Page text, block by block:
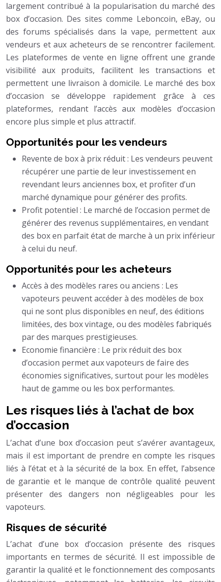
largement contribué à la popularisation du marché des
box d’occasion. Des sites comme Leboncoin, eBay, ou
des forums spécialisés dans la vape, permettent aux
vendeurs et aux acheteurs de se rencontrer facilement.
Les plateformes de vente en ligne offrent une grande
visibilité aux produits, facilitent les transactions et
permettent une livraison à domicile. Le marché des box
d’occasion se développe rapidement grâce à ces
plateformes, rendant l’accès aux modèles d’occasion
encore plus simple et plus attractif.
Opportunités pour les vendeurs
Revente de box à prix réduit : Les vendeurs peuvent
récupérer une partie de leur investissement en
revendant leurs anciennes box, et profiter d’un
marché dynamique pour générer des profits.
Profit potentiel : Le marché de l’occasion permet de
générer des revenus supplémentaires, en vendant
des box en parfait état de marche à un prix inférieur
à celui du neuf.
Opportunités pour les acheteurs
Accès à des modèles rares ou anciens : Les
vapoteurs peuvent accéder à des modèles de box
qui ne sont plus disponibles en neuf, des éditions
limitées, des box vintage, ou des modèles fabriqués
par des marques prestigieuses.
Economie financière : Le prix réduit des box
d’occasion permet aux vapoteurs de faire des
économies significatives, surtout pour les modèles
haut de gamme ou les box performantes.
Les risques liés à l’achat de box
d’occasion
L’achat d’une box d’occasion peut s’avérer avantageux,
mais il est important de prendre en compte les risques
liés à l’état et à la sécurité de la box. En effet, l’absence
de garantie et le manque de contrôle qualité peuvent
présenter des dangers non négligeables pour les
vapoteurs.
Risques de sécurité
L’achat d’une box d’occasion présente des risques
importants en termes de sécurité. Il est impossible de
garantir la qualité et le fonctionnement des composants